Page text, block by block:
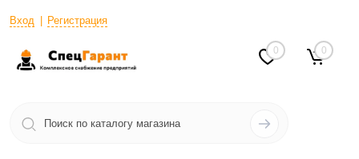
Вход Регистрация
0 0